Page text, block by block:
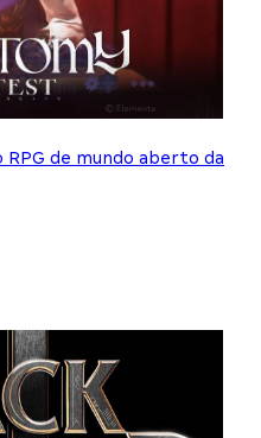
RPG de mundo aberto da